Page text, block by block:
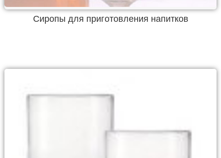
Сиропы для приготовления напитков